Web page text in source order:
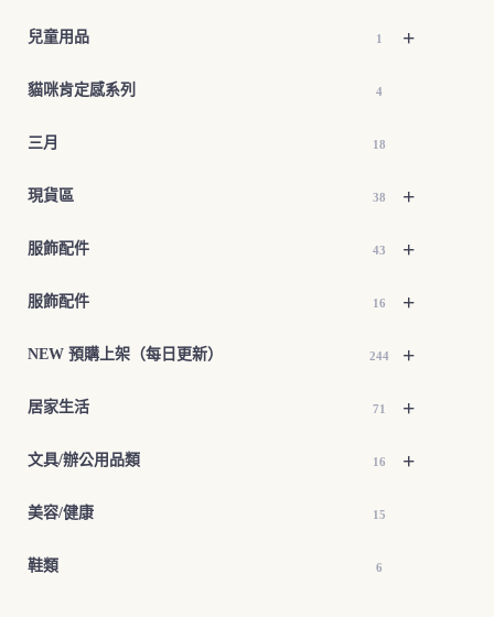
+
兒童用品 1
貓咪肯定感系列 4
三月 18
+
現貨區 38
+
服飾配件 43
+
服飾配件 16
+
NEW 預購上架（每日更新） 244
+
居家生活 71
+
文具/辦公用品類 16
美容/健康 15
鞋類 6